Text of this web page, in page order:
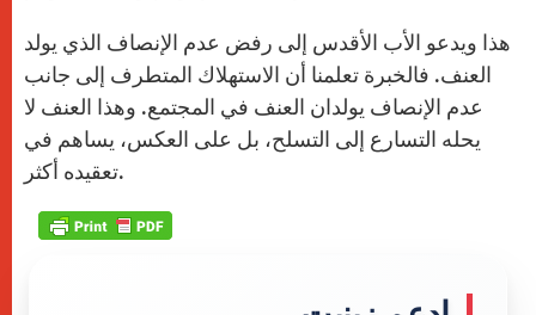
هذا ويدعو الأب الأقدس إلى رفض عدم الإنصاف الذي يولد
العنف. فالخبرة تعلمنا أن الاستهلاك المتطرف إلى جانب
عدم الإنصاف يولدان العنف في المجتمع. وهذا العنف لا
يحله التسارع إلى التسلح، بل على العكس، يساهم في
تعقيده أكثر.